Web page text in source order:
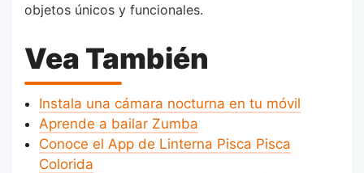
objetos únicos y funcionales.
Vea También
Instala una cámara nocturna en tu móvil
Aprende a bailar Zumba
Conoce el App de Linterna Pisca Pisca
Colorida